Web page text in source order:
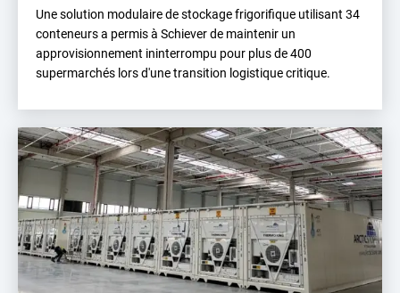
Une solution modulaire de stockage frigorifique utilisant 34
conteneurs a permis à Schiever de maintenir un
approvisionnement ininterrompu pour plus de 400
supermarchés lors d'une transition logistique critique.